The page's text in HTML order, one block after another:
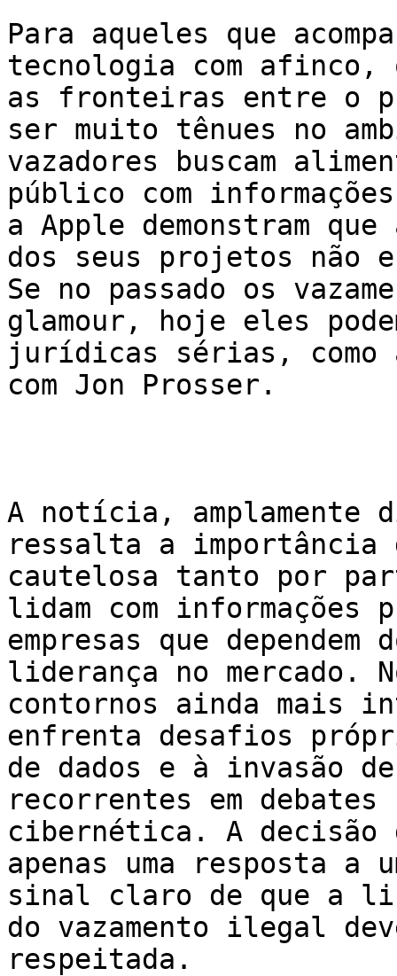
Para aqueles que
tecnologia com afinco,
as fronteiras entre o
ser muito tênues no
vazadores buscam
público com
a Apple demonstram
dos seus projetos não
Se no passado os
glamour, hoje eles
jurídicas sérias, como
com Jon Prosser.
A notícia, amplamente
ressalta a importância
cautelosa tanto por
lidam com informações
empresas que
liderança no mercado.
contornos ainda mais
enfrenta desafios
de dados e à invasão
recorrentes em debates
cibernética. A decisão
apenas uma resposta a
sinal claro de que a
do vazamento ilegal
respeitada.